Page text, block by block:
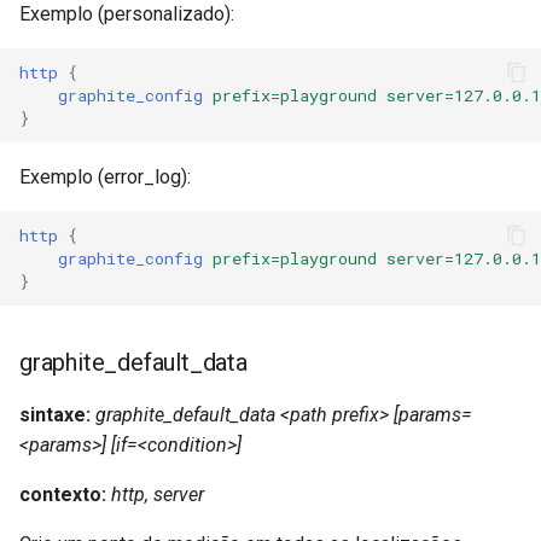
redis-ratelimit
repl
Exemplo (personalizado):
http
{
graphite_config prefix=playground server=127.0.0.1
}
Exemplo (error_log):
http
{
graphite_config prefix=playground server=127.0.0.1
}
graphite_default_data
sintaxe: graphite_default_data <path prefix> [params=
<params>] [if=<condition>]
contexto: http, server